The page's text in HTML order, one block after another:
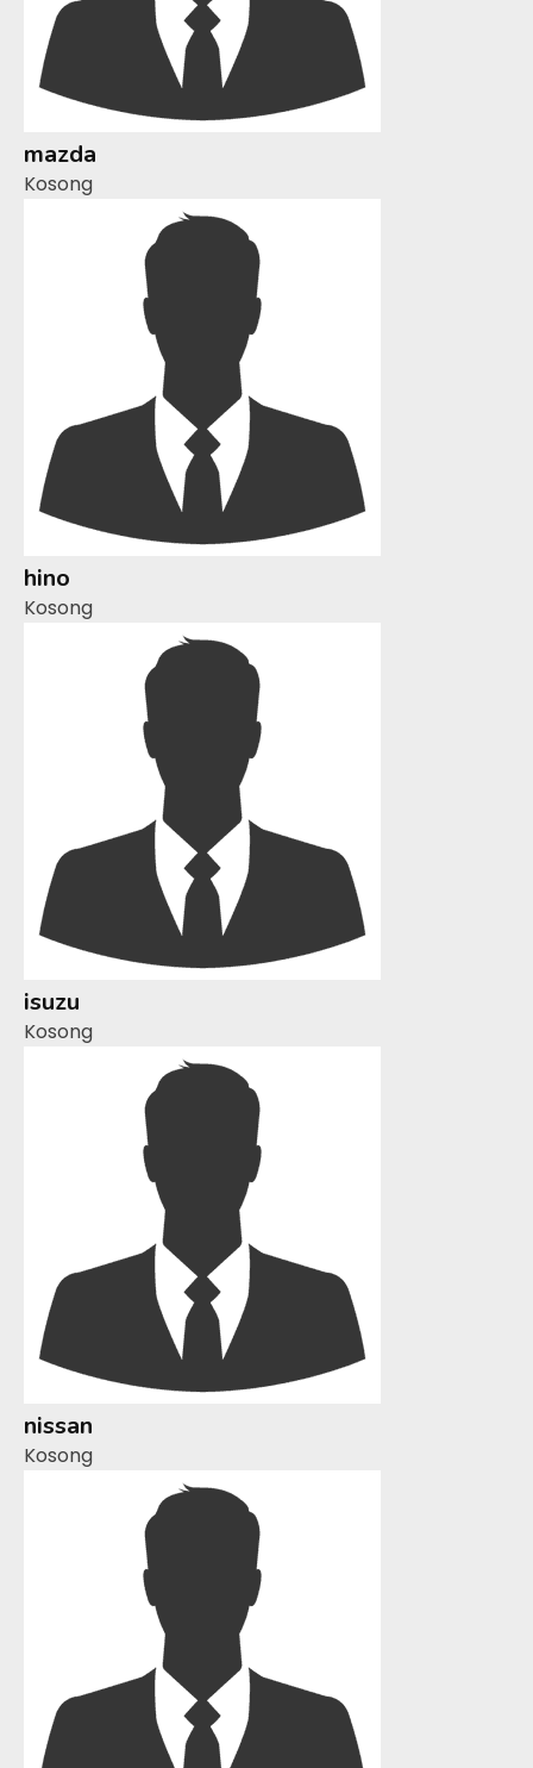
mazda
Kosong
hino
Kosong
isuzu
Kosong
nissan
Kosong